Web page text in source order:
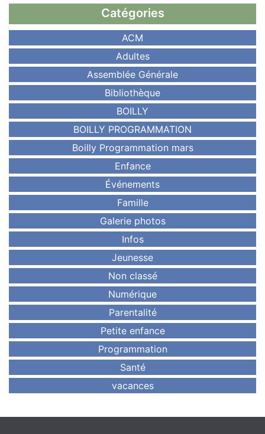
Catégories
ACM
Adultes
Assemblée Générale
Bibliothèque
BOILLY
BOILLY PROGRAMMATION
Boilly Programmation mars
Enfance
Événements
Famille
Galerie photos
Infos
Jeunesse
Non classé
Numérique
Parentalité
Petite enfance
Programmation
Santé
vacances